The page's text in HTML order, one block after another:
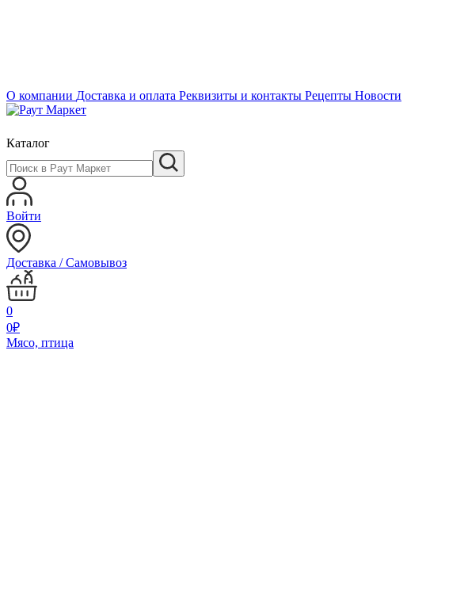
О компании Доставка и оплата Реквизиты и контакты Рецепты Новости
Каталог
Войти
Доставка / Самовывоз
0
0₽
Мясо, птица